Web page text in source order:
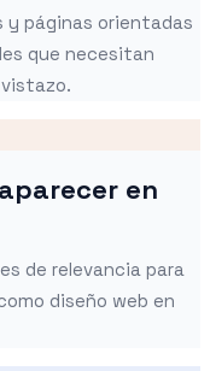
y páginas orientadas
que necesitan
en
de relevancia para
diseño web en